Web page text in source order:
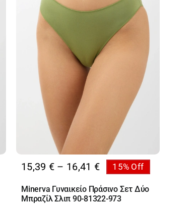
15,39 € – 16,41 €Price
15,39 €
15% Off
Minerva Γυναικείο Πράσινο Σετ Δύο
Μπραζίλ Σλιπ 90-81322-973